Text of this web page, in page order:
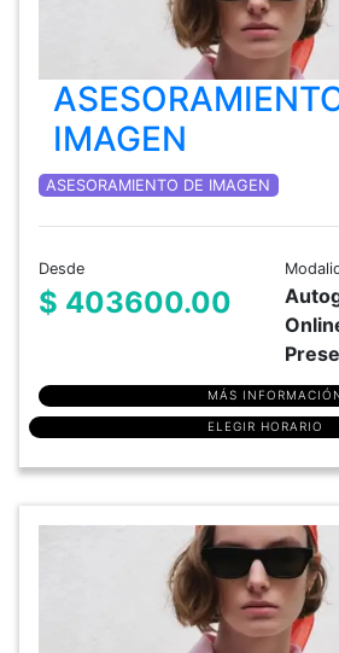
IMAGEN
ASESORAMIENTO DE IMAGEN
Desde
$ 403600.00
MÁS
ELEGIR HORARIO